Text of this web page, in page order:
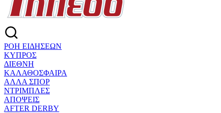
ΡΟΗ ΕΙΔΗΣΕΩΝ
ΚΥΠΡΟΣ
ΔΙΕΘΝΗ
ΚΑΛΑΘΟΣΦΑΙΡΑ
ΑΛΛΑ ΣΠΟΡ
ΝΤΡΙΜΠΛΕΣ
ΑΠΟΨΕΙΣ
AFTER DERBY